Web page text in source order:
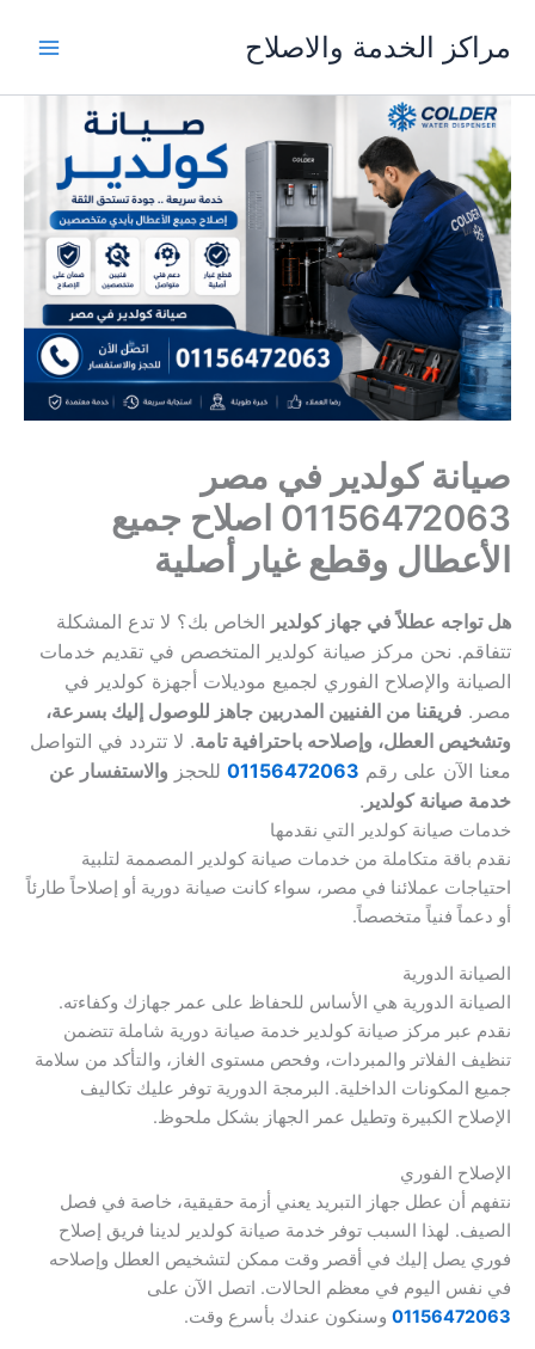
المحتوى
مراكز الخدمة والاصلاح
صيانة كولدير في مصر
01156472063 اصلاح جميع
الأعطال وقطع غيار أصلية
هل تواجه عطلاً في جهاز كولدير الخاص بك؟ لا تدع المشكلة
تتفاقم. نحن مركز صيانة كولدير المتخصص في تقديم خدمات
الصيانة والإصلاح الفوري لجميع موديلات أجهزة كولدير في
مصر. فريقنا من الفنيين المدربين جاهز للوصول إليك بسرعة،
وتشخيص العطل، وإصلاحه باحترافية تامة. لا تتردد في التواصل
معنا الآن على رقم 01156472063 للحجز والاستفسار عن
خدمة صيانة كولدير .
خدمات صيانة كولدير التي نقدمها
نقدم باقة متكاملة من خدمات صيانة كولدير المصممة لتلبية
احتياجات عملائنا في مصر، سواء كانت صيانة دورية أو إصلاحاً طارئاً
أو دعماً فنياً متخصصاً.
الصيانة الدورية
الصيانة الدورية هي الأساس للحفاظ على عمر جهازك وكفاءته.
نقدم عبر مركز صيانة كولدير خدمة صيانة دورية شاملة تتضمن
تنظيف الفلاتر والمبردات، وفحص مستوى الغاز، والتأكد من سلامة
جميع المكونات الداخلية. البرمجة الدورية توفر عليك تكاليف
الإصلاح الكبيرة وتطيل عمر الجهاز بشكل ملحوظ.
الإصلاح الفوري
نتفهم أن عطل جهاز التبريد يعني أزمة حقيقية، خاصة في فصل
الصيف. لهذا السبب توفر خدمة صيانة كولدير لدينا فريق إصلاح
فوري يصل إليك في أقصر وقت ممكن لتشخيص العطل وإصلاحه
في نفس اليوم في معظم الحالات. اتصل الآن على
01156472063 وسنكون عندك بأسرع وقت.